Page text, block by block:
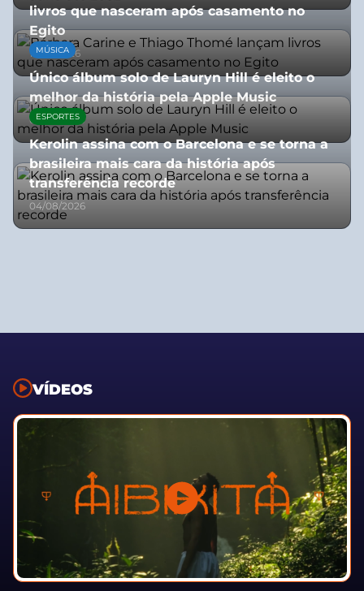
livros que nasceram após casamento no
Egito
10/07/2026
MÚSICA
Único álbum solo de Lauryn Hill é eleito o
melhor da história pela Apple Music
06/08/2026
ESPORTES
Kerolin assina com o Barcelona e se torna a
brasileira mais cara da história após
transferência recorde
04/08/2026
VÍDEOS